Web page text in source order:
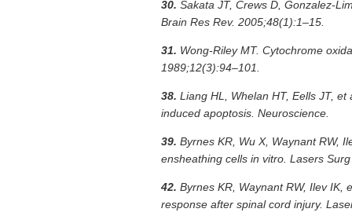
30. Sakata JT, Crews D, Gonzalez-
Brain Res Rev. 2005;48(1):1–15.
31. Wong-Riley MT. Cytochrome
1989;12(3):94–101.
38. Liang HL, Whelan HT, Eells JT,
induced apoptosis. Neuroscience.
39. Byrnes KR, Wu X, Waynant RW,
ensheathing cells in vitro. Lasers
42. Byrnes KR, Waynant RW, Ilev
response after spinal cord injury.